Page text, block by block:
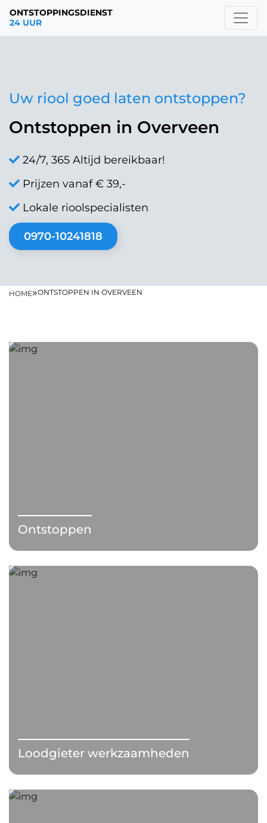
ONTSTOPPINGSDIENST
24 UUR
Uw riool goed laten ontstoppen?
Ontstoppen in Overveen
24/7, 365 Altijd bereikbaar!
Prijzen vanaf € 39,-
Lokale rioolspecialisten
0970-10241818
HOME»ONTSTOPPEN IN OVERVEEN
Ontstoppen
Loodgieter werkzaamheden